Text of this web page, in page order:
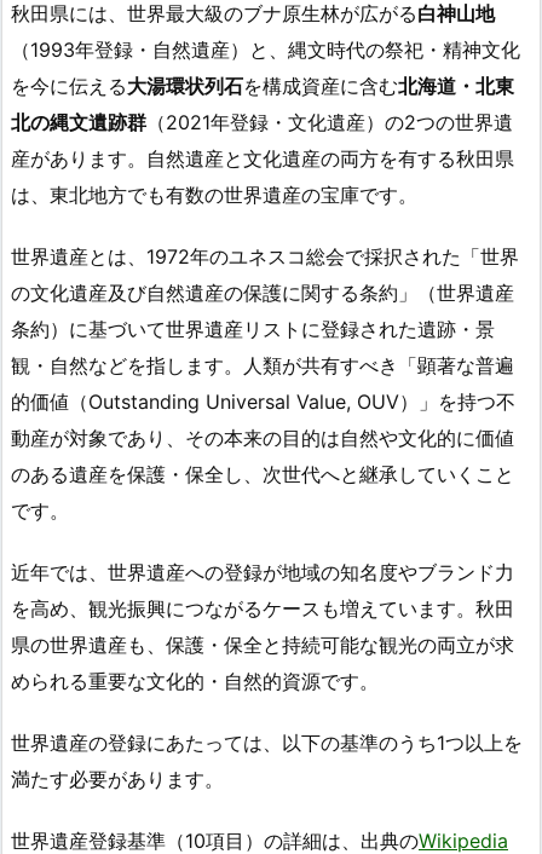
秋田県には、世界最大級のブナ原生林が広がる白神山地
（1993年登録・自然遺産）と、縄文時代の祭祀・精神文化
を今に伝える大湯環状列石を構成資産に含む北海道・北東
北の縄文遺跡群 （2021年登録・文化遺産）の2つの世界遺
産があります。自然遺産と文化遺産の両方を有する秋田県
は、東北地方でも有数の世界遺産の宝庫です。
世界遺産とは、1972年のユネスコ総会で採択された「世界
の文化遺産及び自然遺産の保護に関する条約」（世界遺産
条約）に基づいて世界遺産リストに登録された遺跡・景
観・自然などを指します。人類が共有すべき「顕著な普遍
的価値（Outstanding Universal Value, OUV）」を持つ不
動産が対象であり、その本来の目的は自然や文化的に価値
のある遺産を保護・保全し、次世代へと継承していくこと
です。
近年では、世界遺産への登録が地域の知名度やブランド力
を高め、観光振興につながるケースも増えています。秋田
県の世界遺産も、保護・保全と持続可能な観光の両立が求
められる重要な文化的・自然的資源です。
世界遺産の登録にあたっては、以下の基準のうち1つ以上を
満たす必要があります。
世界遺産登録基準（10項目）の詳細は、出典のWikipedia